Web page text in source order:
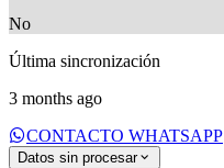
No
Última sincronización
3 months ago
CONTACTO WHATSAPP
Datos sin procesar